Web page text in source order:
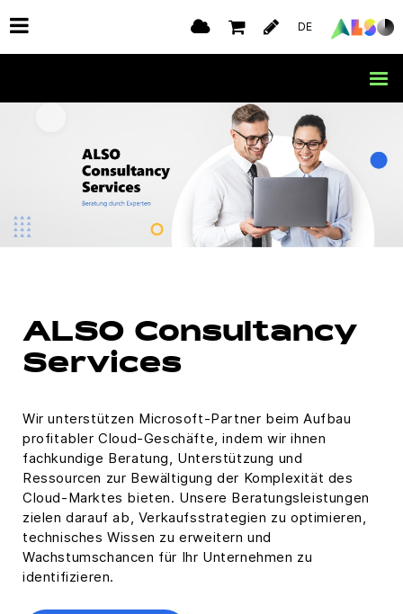
DE
ALSO Consultancy
Services
Wir unterstützen Microsoft-Partner beim Aufbau
profitabler Cloud-Geschäfte, indem wir ihnen
fachkundige Beratung, Unterstützung und
Ressourcen zur Bewältigung der Komplexität des
Cloud-Marktes bieten. Unsere Beratungsleistungen
zielen darauf ab, Verkaufsstrategien zu optimieren,
technisches Wissen zu erweitern und
Wachstumschancen für Ihr Unternehmen zu
identifizieren.